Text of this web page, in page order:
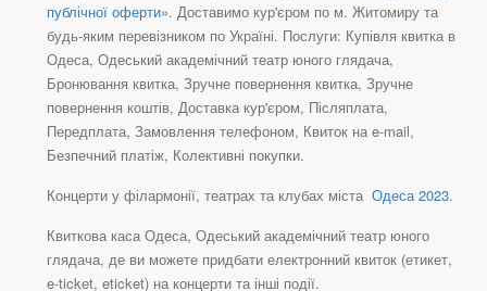
публічної оферти». Доставимо кур'єром по м. Житомиру та
будь-яким перевізником по Україні. Послуги: Купівля квитка в
Одеса, Одеський академічний театр юного глядача,
Бронювання квитка, Зручне повернення квитка, Зручне
повернення коштів, Доставка кур'єром, Післяплата,
Передплата, Замовлення телефоном, Квиток на e-mail,
Безпечний платіж, Колективні покупки.
Концерти у філармонії, театрах та клубах міста Одеса 2023.
Квиткова каса Одеса, Одеський академічний театр юного
глядача, де ви можете придбати електронний квиток (етикет,
e-ticket, eticket) на концерти та інші події.